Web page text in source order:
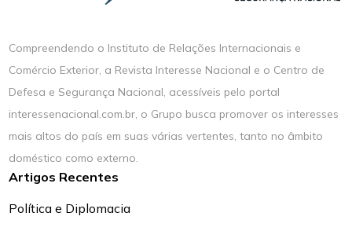
Compreendendo o Instituto de Relações Internacionais e
Comércio Exterior, a Revista Interesse Nacional e o Centro de
Defesa e Segurança Nacional, acessíveis pelo portal
interessenacional.com.br, o Grupo busca promover os interesses
mais altos do país em suas várias vertentes, tanto no âmbito
doméstico como externo.
Artigos Recentes
Política e Diplomacia